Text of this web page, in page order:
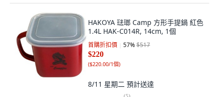
HAKOYA 琺瑯 Camp 方形手提鍋 紅色
1.4L HAK-C014R, 14cm, 1個
首購折扣價 57%$517
$220
($220.00/1個)
8/11 星期二 預計送達
(5)